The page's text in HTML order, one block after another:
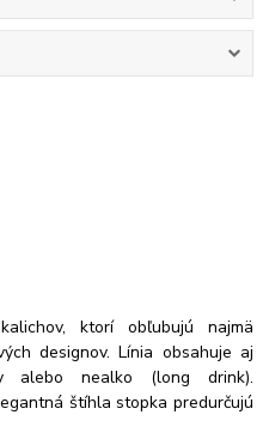
ktorí obľubujú najmä
designov. Línia obsahuje aj
alebo nealko (long drink).
štíhla stopka predurčujú